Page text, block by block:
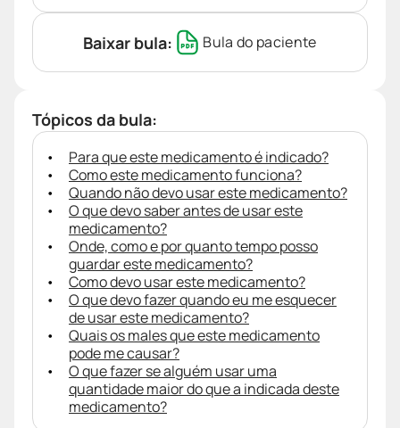
Baixar bula: Bula do paciente
Tópicos da bula:
Para que este medicamento é indicado?
Como este medicamento funciona?
Quando não devo usar este medicamento?
O que devo saber antes de usar este
medicamento?
Onde, como e por quanto tempo posso
guardar este medicamento?
Como devo usar este medicamento?
O que devo fazer quando eu me esquecer
de usar este medicamento?
Quais os males que este medicamento
pode me causar?
O que fazer se alguém usar uma
quantidade maior do que a indicada deste
medicamento?